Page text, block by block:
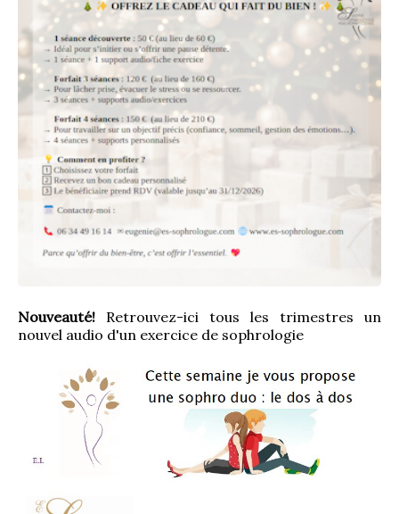
Nouveauté! Retrouvez-ici tous les trimestres un
nouvel audio d'un exercice de sophrologie